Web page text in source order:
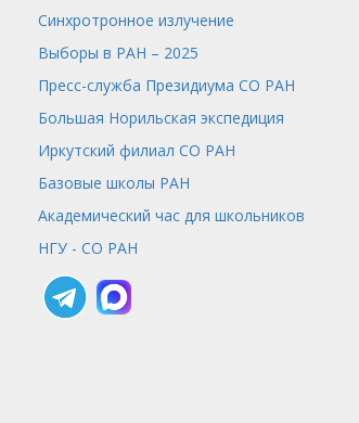
Синхротронное излучение
Выборы в РАН – 2025
Пресс-служба Президиума СО РАН
Большая Норильская экспедиция
Иркутский филиал СО РАН
Базовые школы РАН
Академический час для школьников
НГУ - СО РАН